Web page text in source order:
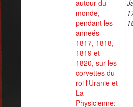
autour du
monde,
pendant les
anneés
1817, 1818,
1819 et
1820, sur les
corvettes du
roi l'Uranie et
La
Physicienne: